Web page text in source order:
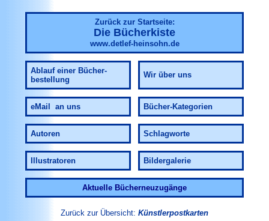
Zurück zur Startseite:
Die Bücherkiste
www.detlef-heinsohn.de
Ablauf einer Bücher-
bestellung
Wir über uns
eMail an uns Bücher-Kategorien
Autoren Schlagworte
Illustratoren Bildergalerie
Aktuelle Bücherneuzugänge
Zurück zur Übersicht: Künstlerpostkarten